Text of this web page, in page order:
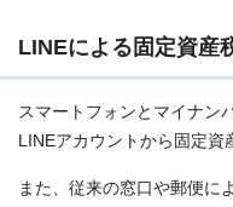
LINEによる固定資産
スマートフォンとマイナン
LINEアカウントから固定資
また、従来の窓口や郵便に